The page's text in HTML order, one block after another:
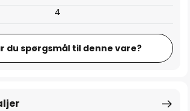
4
du spørgsmål til denne vare?